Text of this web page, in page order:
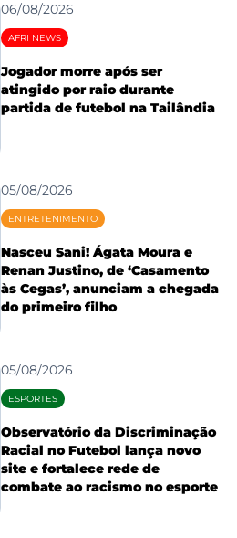
06/08/2026
AFRI NEWS
Jogador morre após ser
atingido por raio durante
partida de futebol na Tailândia
05/08/2026
ENTRETENIMENTO
Nasceu Sani! Ágata Moura e
Renan Justino, de ‘Casamento
às Cegas’, anunciam a chegada
do primeiro filho
05/08/2026
ESPORTES
Observatório da Discriminação
Racial no Futebol lança novo
site e fortalece rede de
combate ao racismo no esporte